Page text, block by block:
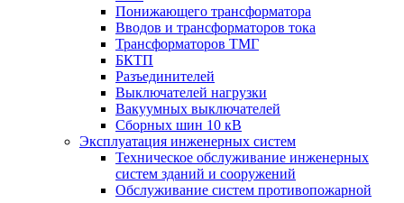
Понижающего трансформатора
Вводов и трансформаторов тока
Трансформаторов ТМГ
БКТП
Разъединителей
Выключателей нагрузки
Вакуумных выключателей
Cборных шин 10 кВ
Эксплуатация инженерных систем
Техническое обслуживание инженерных
систем зданий и сооружений
Обслуживание систем противопожарной